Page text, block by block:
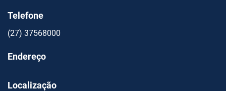
Telefone
(27) 37568000
Endereço
Localização